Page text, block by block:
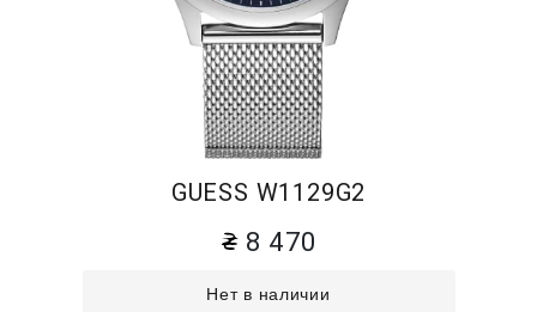
GUESS W1129G2
8 470
Нет в наличии